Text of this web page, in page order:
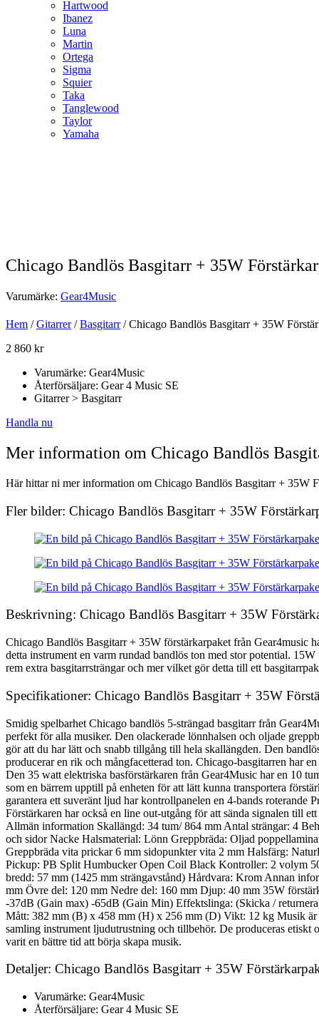
Hartwood
Ibanez
Luna
Martin
Ortega
Sigma
Squier
Taka
Tanglewood
Taylor
Yamaha
Chicago Bandlös Basgitarr + 35W
Varumärke: Gear4Music
Hem /Gitarrer/Basgitarr/ Chicago Bandlös Basgitarr + 35W
2 860 kr
Varumärke: Gear4Music
Återförsäljare: Gear 4 Music SE
Gitarrer > Basgitarr
Handla nu
Mer information om Chicago Bandlös
Här hittar ni mer information om Chicago Bandlös Basgitarr + 35W
Fler bilder: Chicago Bandlös Basgitarr + 35W
Beskrivning: Chicago Bandlös Basgitarr + 35W
Chicago Bandlös Basgitarr + 35W förstärkarpaket från Gear4music
detta instrument en varm rundad bandlös ton med stor potential.
rem extra basgitarrsträngar och mer vilket gör detta till ett
Specifikationer: Chicago Bandlös Basgitarr + 35W
Smidig spelbarhet Chicago bandlös 5-strängad basgitarr från
perfekt för alla musiker. Den olackerade lönnhalsen och oljade
gör att du har lätt och snabb tillgång till hela skallängden. Den
producerar en rik och mångfacetterad ton. Chicago-basgitarren har
Den 35 watt elektriska basförstärkaren från Gear4Music har en 10
som en bärrem upptill på enheten för att lätt kunna transportera
garantera ett suveränt ljud har kontrollpanelen en 4-bands
Förstärkaren har också en line out-utgång för att sända signalen till
Allmän information Skallängd: 34 tum/ 864 mm Antal strängar: 4
och sidor Nacke Halsmaterial: Lönn Greppbräda: Oljad
Greppbräda vita prickar 6 mm sidopunkter vita 2 mm Halsfärg:
Pickup: PB Split Humbucker Open Coil Black Kontroller: 2 volym
bredd: 57 mm (1425 mm strängavstånd) Hårdvara: Krom Annan
mm Övre del: 120 mm Nedre del: 160 mm Djup: 40 mm 35W
-37dB (Gain max) -65dB (Gain Min) Effektslinga: (Skicka /
Mått: 382 mm (B) x 458 mm (H) x 256 mm (D) Vikt: 12 kg Musik är
samling instrument ljudutrustning och tillbehör. De produceras
varit en bättre tid att börja skapa musik.
Detaljer: Chicago Bandlös Basgitarr + 35W
Varumärke: Gear4Music
Återförsäljare: Gear 4 Music SE